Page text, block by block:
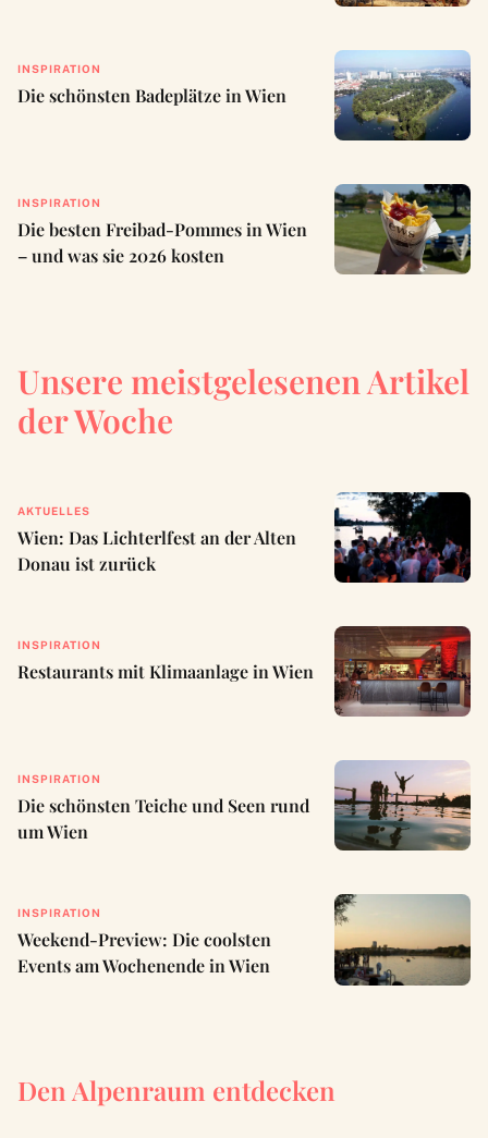
INSPIRATION
Die schönsten Badeplätze in Wien
INSPIRATION
Die besten Freibad-Pommes in Wien
– und was sie 2026 kosten
Unsere meistgelesenen Artikel
der Woche
AKTUELLES
Wien: Das Lichterlfest an der Alten
Donau ist zurück
INSPIRATION
Restaurants mit Klimaanlage in Wien
INSPIRATION
Die schönsten Teiche und Seen rund
um Wien
INSPIRATION
Weekend-Preview: Die coolsten
Events am Wochenende in Wien
Den Alpenraum entdecken